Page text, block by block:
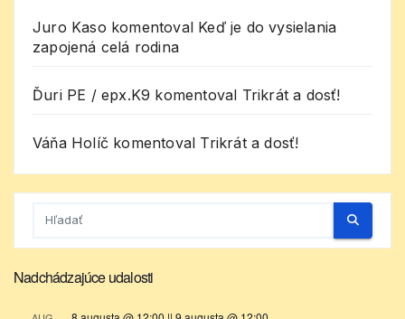
Juro Kaso komentoval Keď je do vysielania
zapojená celá rodina
Ďuri PE / epx.K9 komentoval Trikrát a dosť!
Váňa Holíč komentoval Trikrát a dosť!
Nadchádzajúce udalosti